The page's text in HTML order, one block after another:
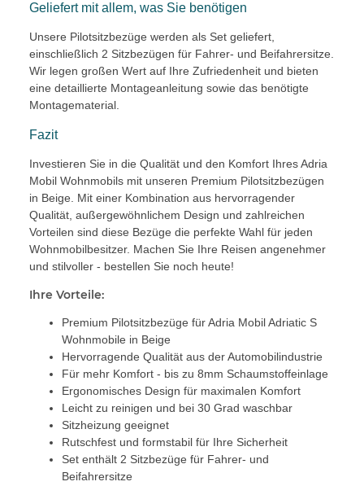
Geliefert mit allem, was Sie benötigen
Unsere Pilotsitzbezüge werden als Set geliefert,
einschließlich 2 Sitzbezügen für Fahrer- und Beifahrersitze.
Wir legen großen Wert auf Ihre Zufriedenheit und bieten
eine detaillierte Montageanleitung sowie das benötigte
Montagematerial.
Fazit
Investieren Sie in die Qualität und den Komfort Ihres Adria
Mobil Wohnmobils mit unseren Premium Pilotsitzbezügen
in Beige. Mit einer Kombination aus hervorragender
Qualität, außergewöhnlichem Design und zahlreichen
Vorteilen sind diese Bezüge die perfekte Wahl für jeden
Wohnmobilbesitzer. Machen Sie Ihre Reisen angenehmer
und stilvoller - bestellen Sie noch heute!
Ihre Vorteile:
Premium Pilotsitzbezüge für Adria Mobil Adriatic S
Wohnmobile in Beige
Hervorragende Qualität aus der Automobilindustrie
Für mehr Komfort - bis zu 8mm Schaumstoffeinlage
Ergonomisches Design für maximalen Komfort
Leicht zu reinigen und bei 30 Grad waschbar
Sitzheizung geeignet
Rutschfest und formstabil für Ihre Sicherheit
Set enthält 2 Sitzbezüge für Fahrer- und
Beifahrersitze